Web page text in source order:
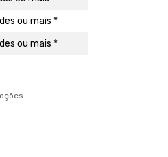
ou mais *
ou mais *